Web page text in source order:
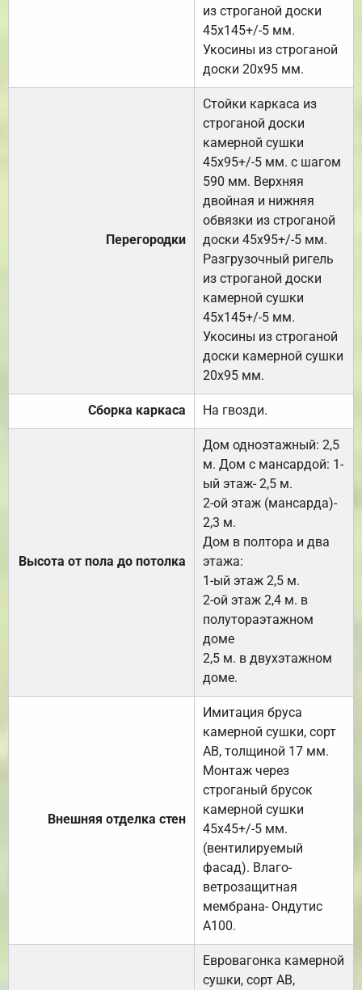
из строганой доски
45х145+/-5 мм.
Укосины из строганой
доски 20х95 мм.
Перегородки
Стойки каркаса из
строганой доски
камерной сушки
45х95+/-5 мм. с шагом
590 мм. Верхняя
двойная и нижняя
обвязки из строганой
доски 45х95+/-5 мм.
Разгрузочный ригель
из строганой доски
камерной сушки
45х145+/-5 мм.
Укосины из строганой
доски камерной сушки
20х95 мм.
Сборка каркаса На гвозди.
Высота от пола до потолка
Дом одноэтажный: 2,5
м. Дом с мансардой: 1-
ый этаж- 2,5 м.
2-ой этаж (мансарда)-
2,3 м.
Дом в полтора и два
этажа:
1-ый этаж 2,5 м.
2-ой этаж 2,4 м. в
полутораэтажном
доме
2,5 м. в двухэтажном
доме.
Внешняя отделка стен
Имитация бруса
камерной сушки, сорт
АВ, толщиной 17 мм.
Монтаж через
строганый брусок
камерной сушки
45х45+/-5 мм.
(вентилируемый
фасад). Влаго-
ветрозащитная
мембрана- Ондутис
А100.
Евровагонка камерной
сушки, сорт АВ,